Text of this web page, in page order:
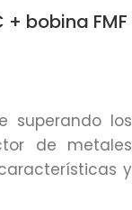
+ bobina FMF
superando los
de metales
y